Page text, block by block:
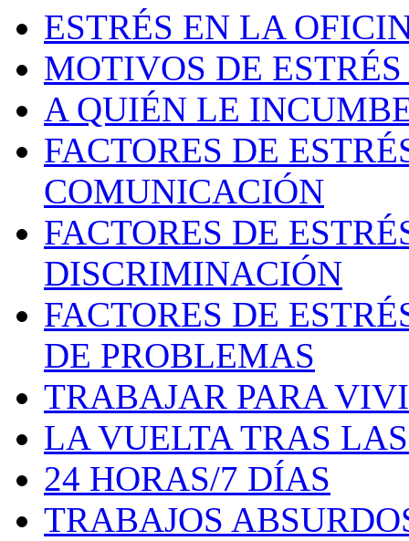
ESTRÉS EN LA
MOTIVOS DE
A QUIÉN LE
FACTORES DE
COMUNICACIÓN
FACTORES DE
DISCRIMINACIÓN
FACTORES DE
DE PROBLEMAS
TRABAJAR PARA
LA VUELTA TRAS
24 HORAS/7 DÍAS
TRABAJOS